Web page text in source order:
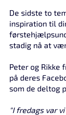
De sidste to
inspiration til
stadig nå at
Peter og Rikke
på deres
som de deltog
"I fredags var